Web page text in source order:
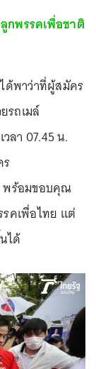
กพรรคเพื่อชาติ
ด้พาว่าที่ผู้สมัคร
รถเมล์
วลา 07.45 น.
พร้อมขอบคุณ
คเพื่อไทย แต่
ได้